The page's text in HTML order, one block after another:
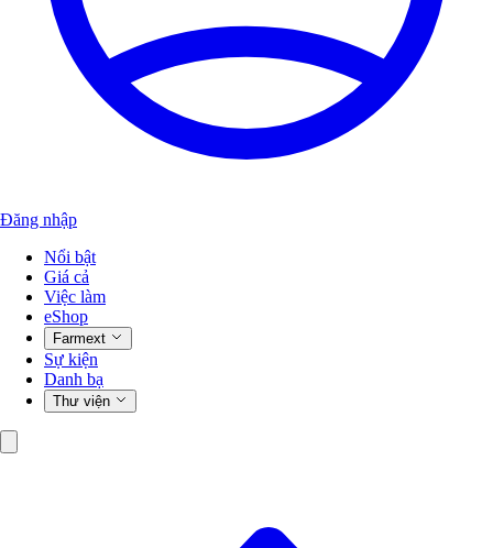
Đăng nhập
Nổi bật
Giá cả
Việc làm
eShop
Farmext
Sự kiện
Danh bạ
Thư viện